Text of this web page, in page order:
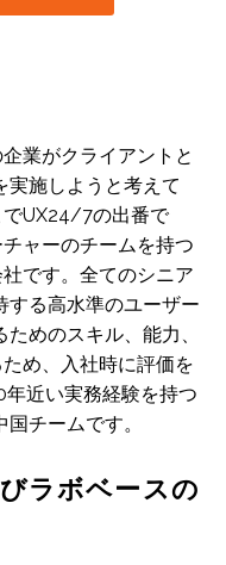
業がクライアントと
実施しようと考えて
でUX24/7の出番で
ャーのチームを持つ
です。全てのシニア
する高水準のユーザー
めのスキル、能力、
め、入社時に評価を
近い実務経験を持つ
チームです。
ラボベースの